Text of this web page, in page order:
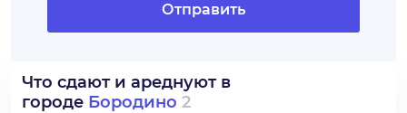
Отправить
Что сдают и ареднуют в
городе Бородино 2